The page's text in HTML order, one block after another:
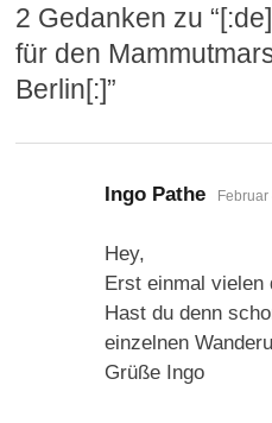
2 Gedanken zu “
für den
Berlin[:]”
Ingo Pathe sagt:
Hey,
Erst einmal vielen
Hast du denn
einzelnen
Grüße Ingo